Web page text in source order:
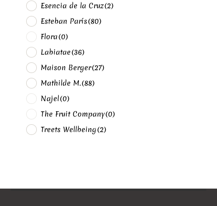
Esencia de la Cruz(2)
Esteban París(80)
Flora(0)
Labiatae(36)
Maison Berger(27)
Mathilde M.(88)
Najel(0)
The Fruit Company(0)
Treets Wellbeing(2)